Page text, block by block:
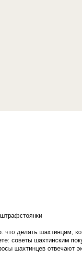
делать шахтинцам,
советы шахтинским
шахтинцев отвечают